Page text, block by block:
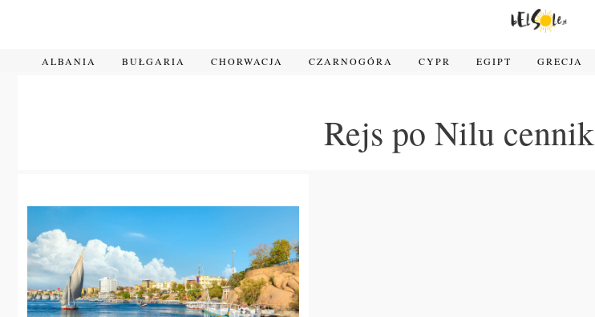
ALBANIA BUŁGARIA CHORWACJA CZARNOGÓRA CYPR EGIPT GRECJA
Rejs po Nilu cennik